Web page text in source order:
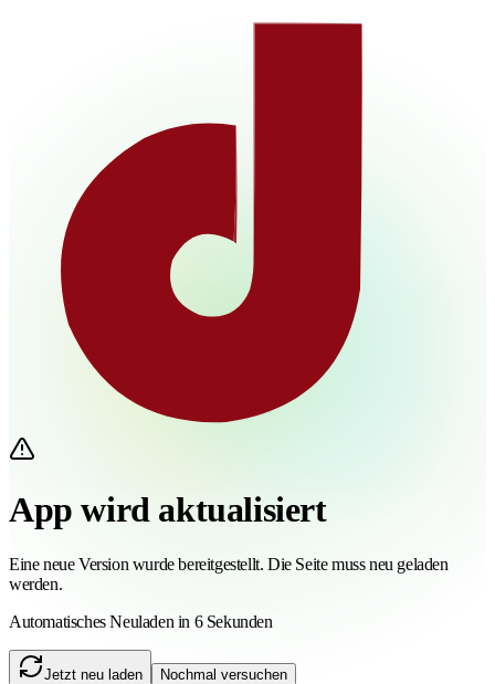
App wird aktualisiert
Eine neue Version wurde bereitgestellt. Die Seite muss neu geladen
werden.
Automatisches Neuladen in 6 Sekunden
Jetzt neu laden Nochmal versuchen